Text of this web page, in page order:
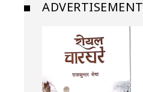
ADVERTISEMENT